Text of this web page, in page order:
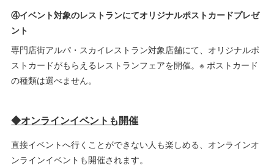
④イベント対象のレストランにてオリジナルポストカードプレゼ
ント
専門店街アルパ・スカイレストラン対象店舗にて、オリジナルポ
ストカードがもらえるレストランフェアを開催。※ ポストカード
の種類は選べません。
◆オンラインイベントも開催
直接イベントへ行くことができない人も楽しめる、オンラインオ
ンラインイベントも開催されます。